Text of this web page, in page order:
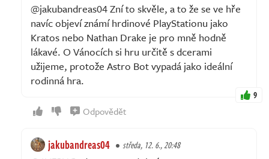
@jakubandreas04 Zní to skvěle, a to že se ve hře
navíc objeví známí hrdinové PlayStationu jako
Kratos nebo Nathan Drake je pro mně hodně
lákavé. O Vánocích si hru určitě s dcerami
užijeme, protože Astro Bot vypadá jako ideální
rodinná hra.
9
Odpovědět
jakubandreas04 středa, 12. 6., 20:48